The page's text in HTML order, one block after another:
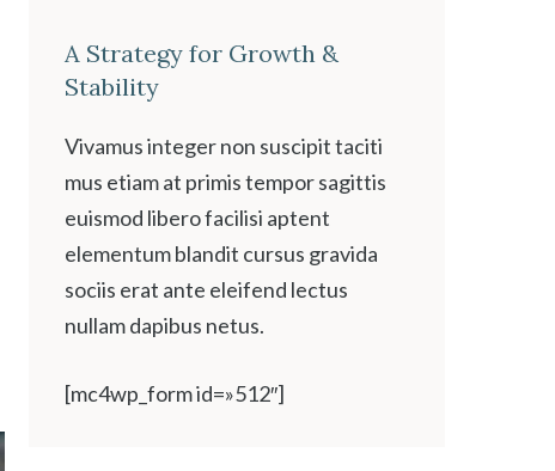
A Strategy for Growth &
Stability
Vivamus integer non suscipit taciti
mus etiam at primis tempor sagittis
euismod libero facilisi aptent
elementum blandit cursus gravida
sociis erat ante eleifend lectus
nullam dapibus netus.
[mc4wp_form id=»512″]